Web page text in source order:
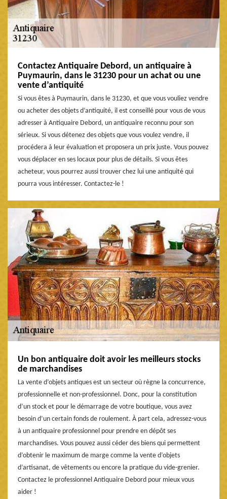
Contactez Antiquaire Debord, un antiquaire à
Puymaurin, dans le 31230 pour un achat ou une
vente d’antiquité
Si vous êtes à Puymaurin, dans le 31230, et que vous vouliez vendre
ou acheter des objets d’antiquité, il est conseillé pour vous de vous
adresser à Antiquaire Debord, un antiquaire reconnu pour son
sérieux. Si vous détenez des objets que vous voulez vendre, il
procédera à leur évaluation et proposera un prix juste. Vous pouvez
vous déplacer en ses locaux pour plus de détails. Si vous êtes
acheteur, vous pourrez aussi trouver chez lui une antiquité qui
pourra vous intéresser. Contactez-le !
Un bon antiquaire doit avoir les meilleurs stocks
de marchandises
La vente d’objets antiques est un secteur où règne la concurrence,
professionnelle et non-professionnel. Donc, pour la constitution
d’un stock et pour le démarrage de votre boutique, vous avez
besoin d’un certain fonds de roulement. À part cela, adressez-vous
à un antiquaire professionnel pour prendre en dépôt ses
marchandises. Vous pouvez aussi céder des biens qui permettent
d’obtenir le maximum de marge comme la vente d’objets
d’artisanat, de vêtements ou encore la pratique du vide-grenier.
Contactez le professionnel Antiquaire Debord pour mieux vous
aider !